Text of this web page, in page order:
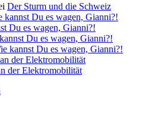
Der Sturm und die Schweiz
kannst Du es wagen, Gianni?!
Du es wagen, Gianni?!
Du es wagen, Gianni?!
kannst Du es wagen, Gianni?!
der Elektromobilität
der Elektromobilität